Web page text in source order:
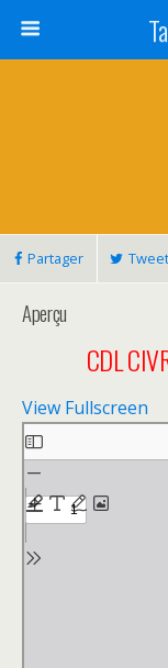
Partager
Aperçu
CDL
View Fullscreen